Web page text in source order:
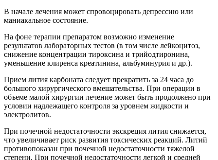
В начале лечения может спровоцировать депрессию или
маниакальное состояние.
На фоне терапии препаратом возможно изменение
результатов лабораторных тестов (в том числе лейкоцитоз,
снижение концентрации тироксина и трийодтиронина,
уменьшение клиренса креатинина, альбуминурия и др.).
Прием лития карбоната следует прекратить за 24 часа до
большого хирургического вмешательства. При операции в
объеме малой хирургии лечение может быть продолжено при
условии надлежащего контроля за уровнем жидкости и
электролитов.
При почечной недостаточности экскреция лития снижается,
что увеличивает риск развития токсических реакций. Литий
противопоказан при почечной недостаточности тяжелой
степени. При почечной недостаточности легкой и средней